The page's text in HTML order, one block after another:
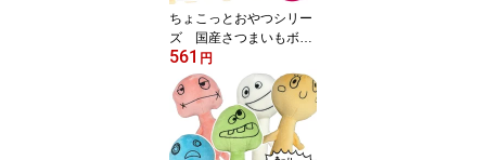
ちょこっとおやつシリー
ズ 国産さつまいもボー
ロ58g【国産】犬 ドッグ
おやつ 国産素材 クッキ
ー ビスケット ボーロ
【メール便可】
561 円